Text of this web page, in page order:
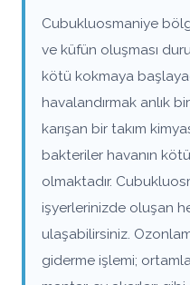
Cubukluosmaniye
ve küfün oluşması
kötü kokmaya
havalandırmak anlık
karışan bir takım
bakteriler havanın
olmaktadır.
işyerlerinizde oluşan
ulaşabilirsiniz.
giderme işlemi;